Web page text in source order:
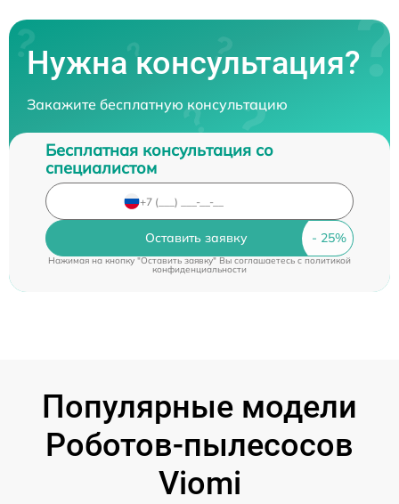
Нужна консультация?
Закажите бесплатную консультацию
Бесплатная консультация со
специалистом
Оставить заявку
Нажимая на кнопку "Оставить заявку" Вы соглашаетесь c политикой
конфиденциальности
Популярные модели
Роботов-пылесосов
Viomi